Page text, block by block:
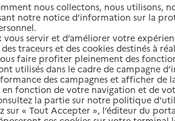
et services autour de Feurs.
nous collectons, nous utilisons,
notre notice d’information sur la
servir et d’améliorer votre
traceurs et des cookies destinés à
faire profiter pleinement des
utilisés dans le cadre de campagne
des campagnes et afficher de
en fonction de votre navigation et de
la partie sur notre politique
sur « Tout Accepter », l’éditeur du